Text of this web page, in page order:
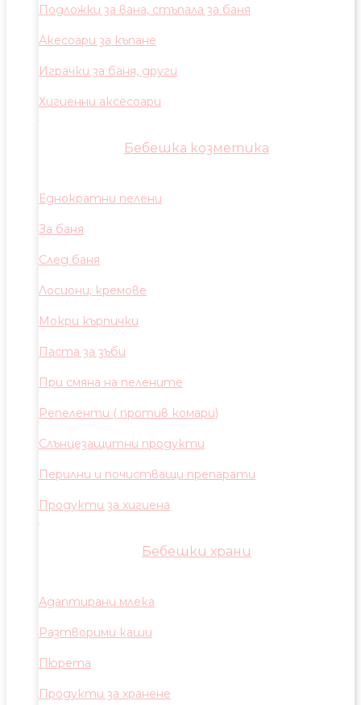
Подложки за вана, стъпала за баня
Акесоари за къпане
Играчки за баня, други
Хигиенни аксесоари
Бебешка козметика
Еднократни пелени
За баня
След баня
Лосиони, кремове
Мокри кърпички
Паста за зъби
При смяна на пелените
Репеленти ( против комари)
Слънцезащитни продукти
Перилни и почистващи препарати
Продукти за хигиена
Бебешки храни
Адаптирани млека
Разтворими каши
Пюрета
Продукти за хранене